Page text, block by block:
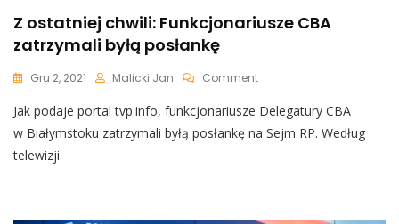
Z ostatniej chwili: Funkcjonariusze CBA
zatrzymali byłą posłankę
Gru 2, 2021 Malicki Jan CommentOn
Ostatniej
Chwili:
Funkcjonariusze
Jak podaje portal tvp.info, funkcjonariusze Delegatury CBA
w Białymstoku zatrzymali byłą posłankę na Sejm RP. Według
telewizji